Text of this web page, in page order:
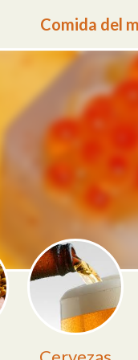
Comida del